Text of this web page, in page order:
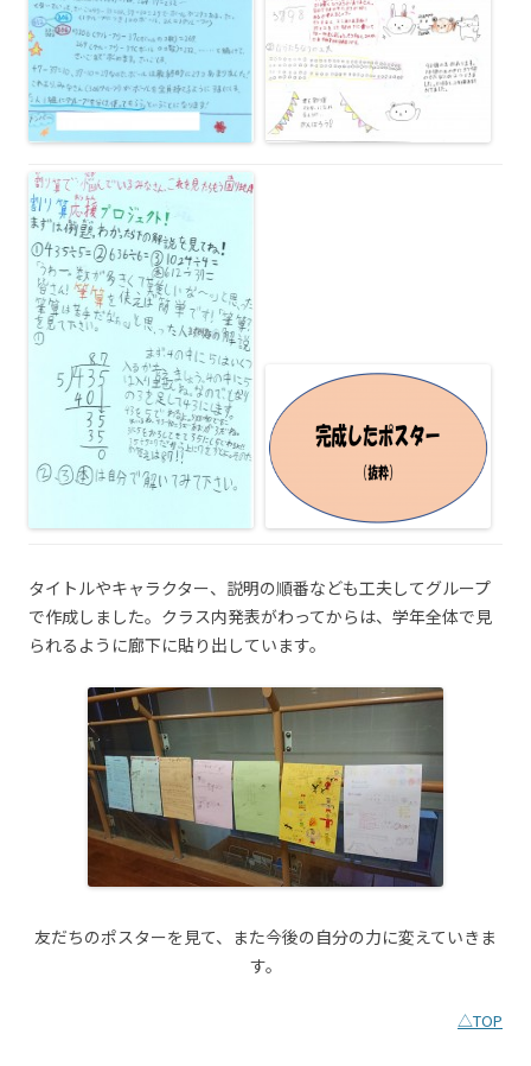
タイトルやキャラクター、説明の順番なども工夫してグループ
で作成しました。 クラス内発表がわってからは、学年全体で見
られるように廊下に貼り出しています。
友だちのポスターを見て、また今後の自分の力に変えていきま
す。
△TOP